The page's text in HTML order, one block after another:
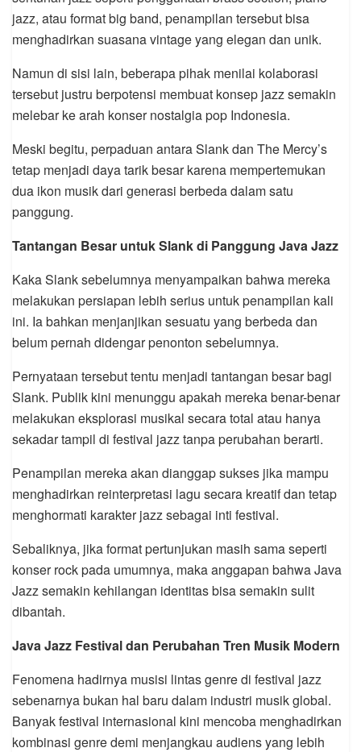
jazz, atau format big band, penampilan tersebut bisa
menghadirkan suasana vintage yang elegan dan unik.
Namun di sisi lain, beberapa pihak menilai kolaborasi
tersebut justru berpotensi membuat konsep jazz semakin
melebar ke arah konser nostalgia pop Indonesia.
Meski begitu, perpaduan antara Slank dan The Mercy’s
tetap menjadi daya tarik besar karena mempertemukan
dua ikon musik dari generasi berbeda dalam satu
panggung.
Tantangan Besar untuk Slank di Panggung Java Jazz
Kaka Slank sebelumnya menyampaikan bahwa mereka
melakukan persiapan lebih serius untuk penampilan kali
ini. Ia bahkan menjanjikan sesuatu yang berbeda dan
belum pernah didengar penonton sebelumnya.
Pernyataan tersebut tentu menjadi tantangan besar bagi
Slank. Publik kini menunggu apakah mereka benar-benar
melakukan eksplorasi musikal secara total atau hanya
sekadar tampil di festival jazz tanpa perubahan berarti.
Penampilan mereka akan dianggap sukses jika mampu
menghadirkan reinterpretasi lagu secara kreatif dan tetap
menghormati karakter jazz sebagai inti festival.
Sebaliknya, jika format pertunjukan masih sama seperti
konser rock pada umumnya, maka anggapan bahwa Java
Jazz semakin kehilangan identitas bisa semakin sulit
dibantah.
Java Jazz Festival dan Perubahan Tren Musik Modern
Fenomena hadirnya musisi lintas genre di festival jazz
sebenarnya bukan hal baru dalam industri musik global.
Banyak festival internasional kini mencoba menghadirkan
kombinasi genre demi menjangkau audiens yang lebih